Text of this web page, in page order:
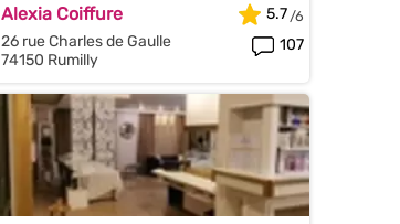
Alexia Coiffure
26 rue Charles de Gaulle
74150 Rumilly
5.7
107